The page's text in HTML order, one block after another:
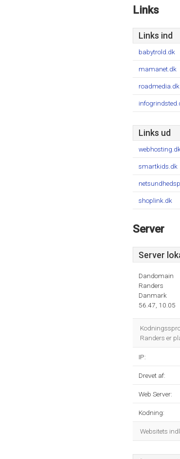
Links
Links ind
babytrold.dk
mamanet.dk
roadmedia.dk
Links ud
webhosting.dk
smartkids.dk
shoplink.dk
Server
Server
Dandomain
Randers
Danmark
56.47, 10.05
Randers er
IP:
Drevet af:
Web Server:
Kodning:
Websitets